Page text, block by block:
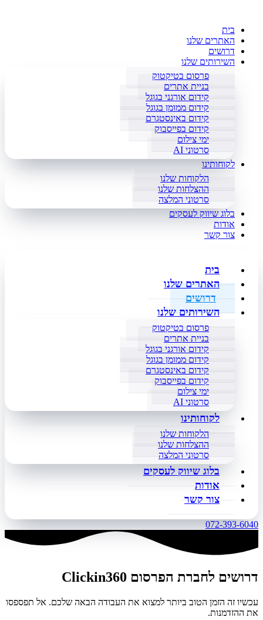
בית
האתרים שלנו
דרושים
השירותים שלנו
פרסום בטיקטוק
בניית אתרים
קידום אורגני בגוגל
קידום ממומן בגוגל
קידום באינסטגרם
קידום בפייסבוק
ימי צילום
סרטוני AI
לקוחותינו
הלקוחות שלנו
ההצלחות שלנו
סרטוני המלצה
בלוג שיווק לעסקים
אודות
צור קשר
בית
האתרים שלנו
דרושים
השירותים שלנו
פרסום בטיקטוק
בניית אתרים
קידום אורגני בגוגל
קידום ממומן בגוגל
קידום באינסטגרם
קידום בפייסבוק
ימי צילום
סרטוני AI
לקוחותינו
הלקוחות שלנו
ההצלחות שלנו
סרטוני המלצה
בלוג שיווק לעסקים
אודות
צור קשר
072-393-6040
דרושים לחברת הפרסום Clickin360
עכשיו זה הזמן הטוב ביותר למצוא את העבודה הבאה שלכם. אל תפספסו
את ההזדמנות.